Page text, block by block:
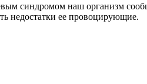
синдромом наш организм
недостатки ее провоцирующие.